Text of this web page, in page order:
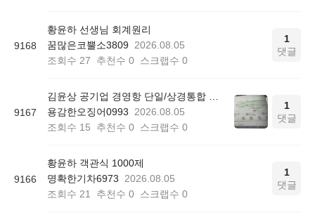
9168
황윤하 선생님 회계원리
꿈많은코뿔소3809
2026.08.05
조회수 27 추천수 0 스크랩수 0
1
댓글
9167
용감한오징어0993
2026.08.05
조회수 15 추천수 0 스크랩수 0
1
댓글
9166
황윤하 객관식 1000제
명확한기차6973
2026.08.05
조회수 21 추천수 0 스크랩수 0
1
댓글